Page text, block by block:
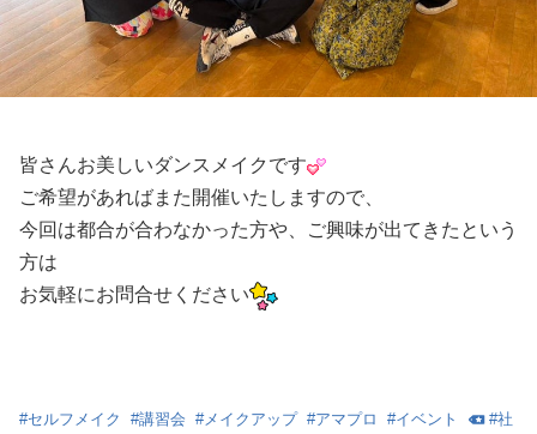
皆さんお美しいダンスメイクです
ご希望があればまた開催いたしますので、
今回は都合が合わなかった方や、ご興味が出てきたという
方は
お気軽にお問合せください
#セルフメイク #講習会 #メイクアップ #アマプロ #イベント #社